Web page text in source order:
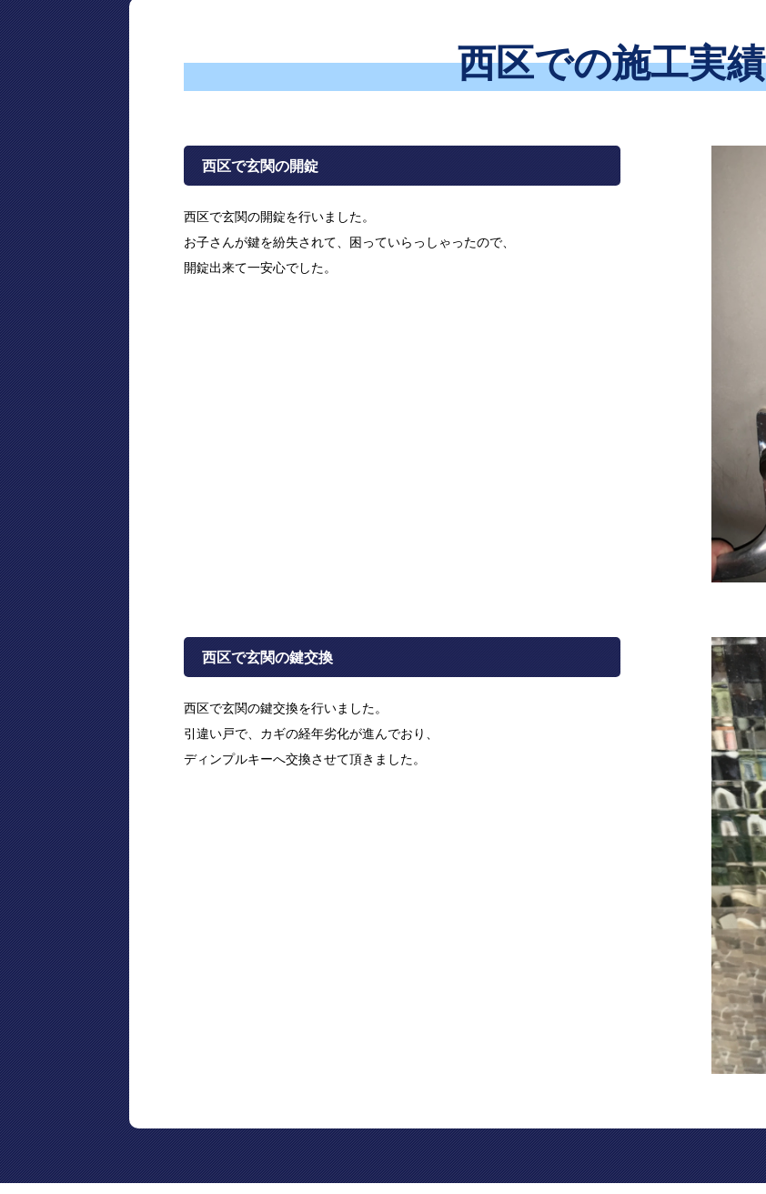
西区での施工実績
西区で玄関の開錠
西区で玄関の開錠を行いました。
お子さんが鍵を紛失されて、困っていらっしゃったので、
開錠出来て一安心でした。
西区で玄関の鍵交換
西区で玄関の鍵交換を行いました。
引違い戸で、カギの経年劣化が進んでおり、
ディンプルキーへ交換させて頂きました。